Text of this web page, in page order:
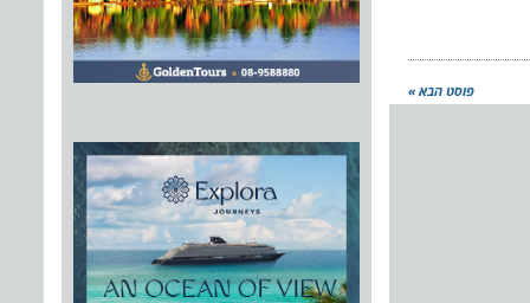
פוסט הבא »